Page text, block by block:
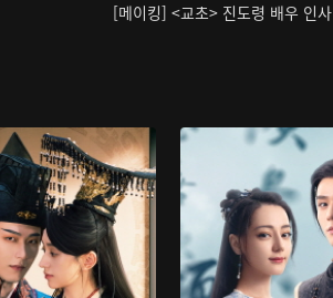
[메이킹] <교초> 진도령 배우 인사